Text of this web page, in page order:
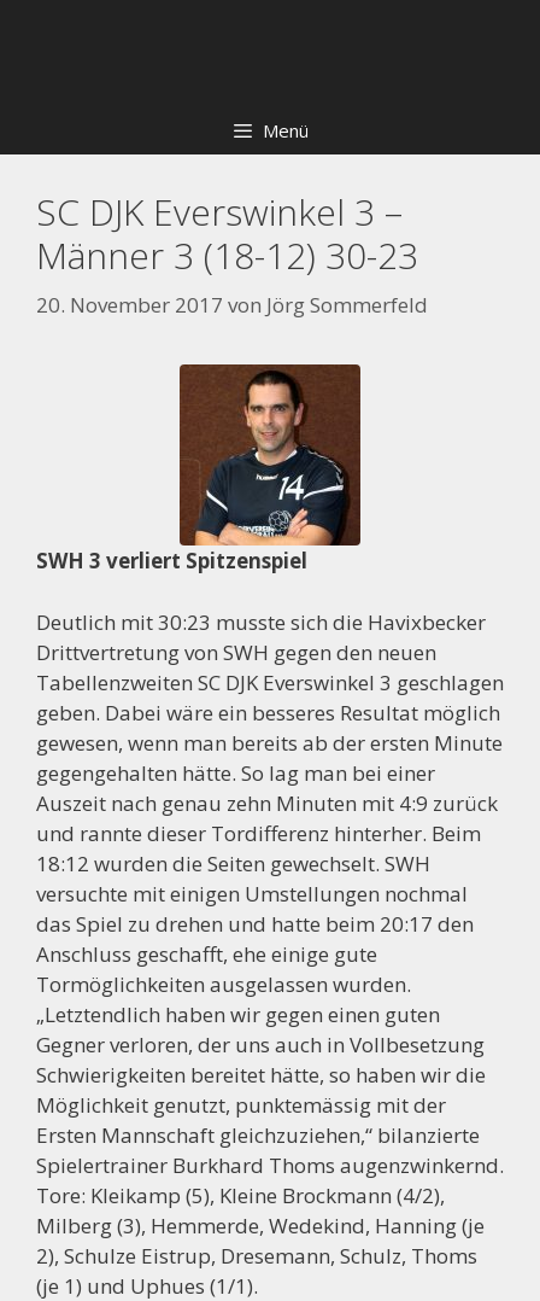
Menü
SC DJK Everswinkel 3 –
Männer 3 (18-12) 30-23
20. November 2017 von Jörg Sommerfeld
SWH 3 verliert Spitzenspiel
Deutlich mit 30:23 musste sich die Havixbecker
Drittvertretung von SWH gegen den neuen
Tabellenzweiten SC DJK Everswinkel 3 geschlagen
geben. Dabei wäre ein besseres Resultat möglich
gewesen, wenn man bereits ab der ersten Minute
gegengehalten hätte. So lag man bei einer
Auszeit nach genau zehn Minuten mit 4:9 zurück
und rannte dieser Tordifferenz hinterher. Beim
18:12 wurden die Seiten gewechselt. SWH
versuchte mit einigen Umstellungen nochmal
das Spiel zu drehen und hatte beim 20:17 den
Anschluss geschafft, ehe einige gute
Tormöglichkeiten ausgelassen wurden.
„Letztendlich haben wir gegen einen guten
Gegner verloren, der uns auch in Vollbesetzung
Schwierigkeiten bereitet hätte, so haben wir die
Möglichkeit genutzt, punktemässig mit der
Ersten Mannschaft gleichzuziehen,“ bilanzierte
Spielertrainer Burkhard Thoms augenzwinkernd.
Tore: Kleikamp (5), Kleine Brockmann (4/2),
Milberg (3), Hemmerde, Wedekind, Hanning (je
2), Schulze Eistrup, Dresemann, Schulz, Thoms
(je 1) und Uphues (1/1).